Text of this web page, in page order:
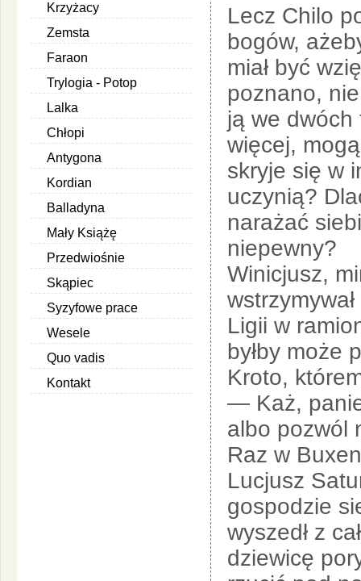
Krzyżacy
Zemsta
Faraon
Trylogia - Potop
Lalka
Chłopi
Antygona
Kordian
Balladyna
Mały Książę
Przedwiośnie
Skąpiec
Syzyfowe prace
Wesele
Quo vadis
Kontakt
Lecz Chilo
bogów,
miał być
poznano,
ją we
więcej,
skryje się w
uczynią?
narażać
niepewny?
Winicjusz,
Ligii w
byłby może
Kroto,
— Każ,
albo pozwól
Raz w
Lucjusz
gospodzie
wyszedł z
dziewicę